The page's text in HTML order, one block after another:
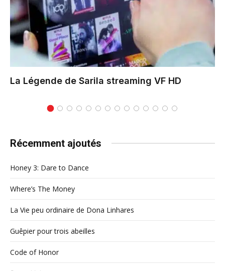
La Légende de Sarila streaming VF HD
Récemment ajoutés
Honey 3: Dare to Dance
Where’s The Money
La Vie peu ordinaire de Dona Linhares
Guêpier pour trois abeilles
Code of Honor